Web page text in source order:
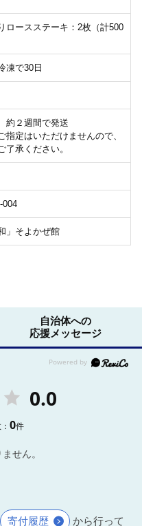
ロースステーキ：2枚（計500
凍で30日
約２週間で発送
指定はいただけませんので、
了承ください。
004
」そよかぜ館
自治体への
応援メッセージ
0.0
0件
せん。
寄付履歴 から行って